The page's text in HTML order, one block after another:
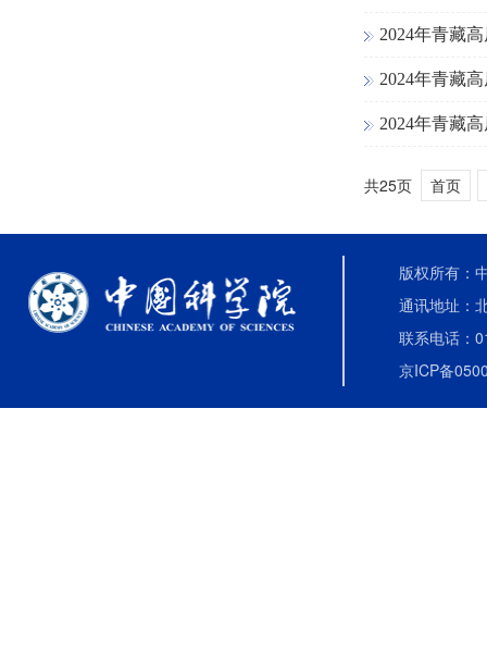
2024年青藏
2024年青藏
2024年青藏
共25页 首页
版权所有：
通讯地址：
联系电话：
京ICP备